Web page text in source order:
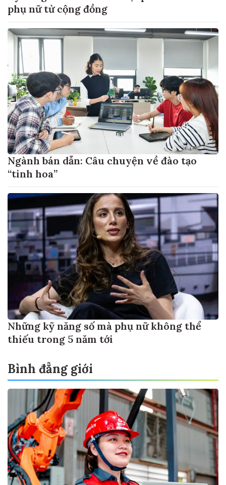
phụ nữ từ cộng đồng
Ngành bán dẫn: Câu chuyện về đào tạo
“tinh hoa”
Những kỹ năng số mà phụ nữ không thể
thiếu trong 5 năm tới
Bình đẳng giới